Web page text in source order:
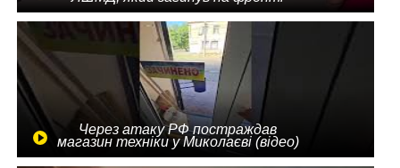
Через атаку РФ постраждав
магазин техніки у Миколаєві (відео)